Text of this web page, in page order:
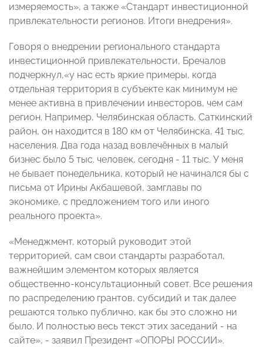
измеряемость», а также «Стандарт инвестиционной
привлекательности регионов. Итоги внедрения».
Говоря о внедрении регионального стандарта
инвестиционной привлекательности, Бречалов
подчеркнул,«у нас есть яркие примеры, когда
отдельная территория в субъекте как минимум не
менее активна в привлечении инвесторов, чем сам
регион. Например, Челябинская область, Саткинский
район, он находится в 180 км от Челябинска, 41 тыс.
населения. Два года назад вовлечённых в малый
бизнес было 5 тыс. человек, сегодня - 11 тыс. У меня
не бывает понедельника, который не начинался бы с
письма от Ирины Акбашевой, замглавы по
экономике, с предложением того или иного
реального проекта».
«Менеджмент, который руководит этой
территорией, сам свои стандарты разработал,
важнейшим элементом которых является
общественно-консультационный совет. Все решения
по распределению грантов, субсидий и так далее
решаются только публично, как бы это сложно ни
было. И полностью весь текст этих заседаний - на
сайте», - заявил Президент «ОПОРЫ РОССИИ».